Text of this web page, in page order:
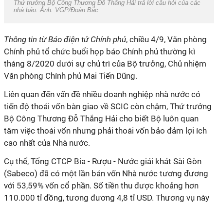
Thứ trưởng Bộ Công Thương Đỗ Thắng Hải trả lời câu hỏi của các
nhà báo. Ảnh: VGP/Đoàn Bắc
Thông tin từ Báo điện tử Chính phủ, chiều 4/9, Văn phòng
Chính phủ tổ chức buổi họp báo Chính phủ thường kì
tháng 8/2020 dưới sự chủ trì của Bộ trưởng, Chủ nhiệm
Văn phòng Chính phủ Mai Tiến Dũng.
Liên quan đến vấn đề nhiều doanh nghiệp nhà nước có
tiến độ thoái vốn bàn giao về SCIC còn chậm, Thứ trưởng
Bộ Công Thương Đỗ Thắng Hải cho biết Bộ luôn quan
tâm việc thoái vốn nhưng phải thoái vốn bảo đảm lợi ích
cao nhất của Nhà nước.
Cụ thể, Tổng CTCP Bia - Rượu - Nước giải khát Sài Gòn
(Sabeco) đã có một lần bán vốn Nhà nước tương đương
với 53,59% vốn cổ phần. Số tiền thu được khoảng hơn
110.000 tỉ đồng, tương đương 4,8 tỉ USD. Thương vụ này